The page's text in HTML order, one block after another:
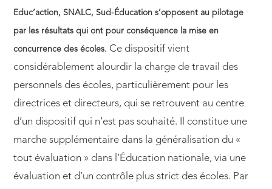
Educ’action, SNALC, Sud-Éducation s’opposent au pilotage
par les résultats qui ont pour conséquence la mise en
concurrence des écoles. Ce dispositif vient
considérablement alourdir la charge de travail des
personnels des écoles, particulièrement pour les
directrices et directeurs, qui se retrouvent au centre
d’un dispositif qui n’est pas souhaité. Il constitue une
marche supplémentaire dans la généralisation du «
tout évaluation » dans l’Éducation nationale, via une
évaluation et d’un contrôle plus strict des écoles. Par